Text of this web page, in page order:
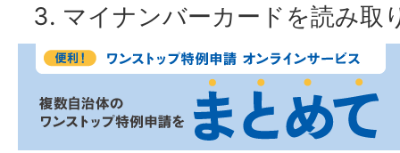
マイナンバーカードを読み取